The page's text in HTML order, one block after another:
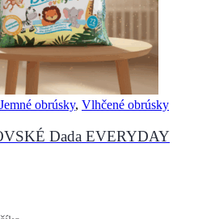
Jemné obrúsky, Vlhčené obrúsky
Dada EVERYDAY